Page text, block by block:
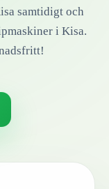
samtidigt och
i Kisa.